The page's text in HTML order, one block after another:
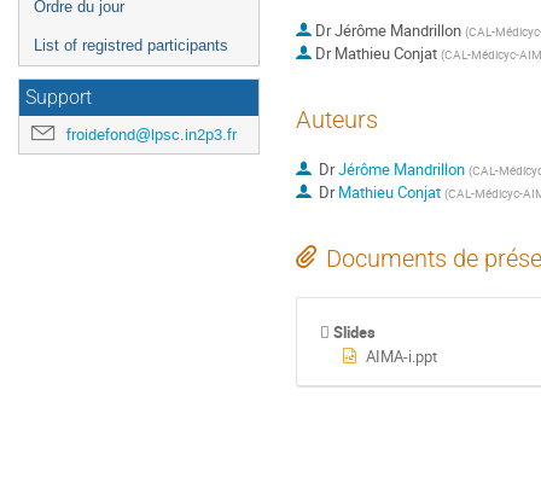
Ordre du jour
List of registred participants
Support
froidefond@lpsc.in2p3.fr
DrJérôme Mandrillon (CAL-
Dr Mathieu Conjat (CAL-Médicyc-
Auteurs
DrJérôme Mandrillon (CAL-
DrMathieu Conjat (CAL-Médicyc-
Documents de
Slides
AIMA-i.ppt